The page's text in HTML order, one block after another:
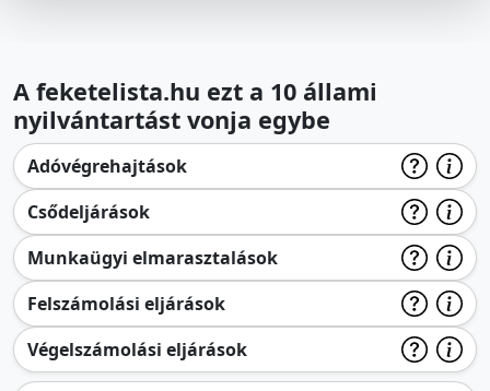
A feketelista.hu ezt a 10 állami
nyilvántartást vonja egybe
Adóvégrehajtások
Csődeljárások
Munkaügyi elmarasztalások
Felszámolási eljárások
Végelszámolási eljárások